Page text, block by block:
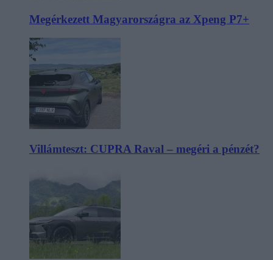
Megérkezett Magyarországra az Xpeng P7+
Villámteszt: CUPRA Raval – megéri a pénzét?